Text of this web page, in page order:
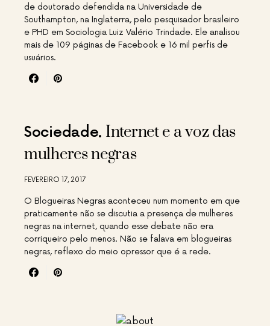
de doutorado defendida na Universidade de
Southampton, na Inglaterra, pelo pesquisador brasileiro
e PHD em Sociologia Luiz Valério Trindade. Ele analisou
mais de 109 páginas de Facebook e 16 mil perfis de
usuários.
Sociedade Internet e a voz das
mulheres negras
FEVEREIRO 17, 2017
O Blogueiras Negras aconteceu num momento em que
praticamente não se discutia a presença de mulheres
negras na internet, quando esse debate não era
corriqueiro pelo menos. Não se falava em blogueiras
negras, reflexo do meio opressor que é a rede.